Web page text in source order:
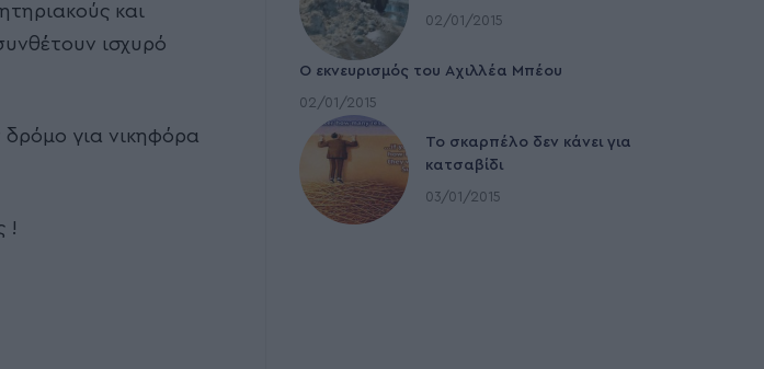
και
ισχυρό
για νικηφόρα
!
02/01/2015
Ο εκνευρισμός του Αχιλλέα Μπέου
02/01/2015
To σκαρπέλο δεν κάνει για
κατσαβίδι
03/01/2015